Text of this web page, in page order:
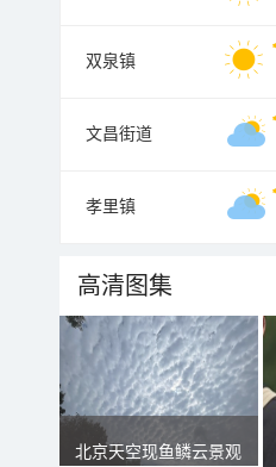
双泉镇
文昌街道
孝里镇
高清图集
北京天空现鱼鳞云景观